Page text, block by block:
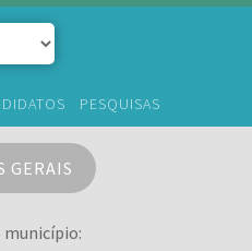
PESQUISAS
GERAIS
município: